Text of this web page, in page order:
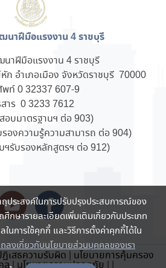
าฝีมือแรงงาน 4 ราชบุรี
าฝีมือแรงงาน 4 ราชบุรี
ก อำเภอเมือง จังหวัดราชบุรี 70000
พท์ 0 32337 607-9
สาร 0 3233 7612
อบมาตรฐานฯ ต่อ 903)
รองความรู้ความสามารถ ต่อ 904)
ฯรับรองหลักสูตรฯ ต่อ 912)
ฏิเสธความรับผิด | นโยบายการคุ้มครอง
ถุประสงค์ในการปรับปรุงประสบการณ์ของ
กษารายละเอียดเพิ่มเติมเกี่ยวกับประเภท
ในการใช้คุกกี้ และวิธีการตั้งค่าคุกกี้ได้ใน
ลงเกี่ยวกับนโยบายส่วนบุคคลของเรา